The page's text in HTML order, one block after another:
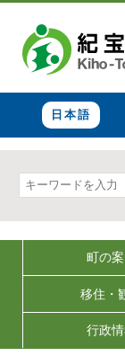
日本語
町の
移住・
行政